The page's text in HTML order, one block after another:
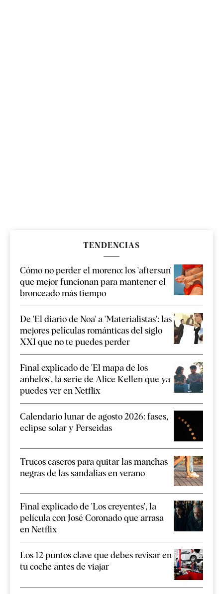
TENDENCIAS
Cómo no perder el moreno: los 'aftersun'
que mejor funcionan para mantener el
bronceado más tiempo
De 'El diario de Noa' a 'Materialistas': las
mejores películas románticas del siglo
XXI que no te puedes perder
Final explicado de 'El mapa de los
anhelos', la serie de Alice Kellen que ya
puedes ver en Netflix
Calendario lunar de agosto 2026: fases,
eclipse solar y Perseidas
Trucos caseros para quitar las manchas
negras de las sandalias en verano
Final explicado de 'Los creyentes', la
película con José Coronado que arrasa
en Netflix
Los 12 puntos clave que debes revisar en
tu coche antes de viajar